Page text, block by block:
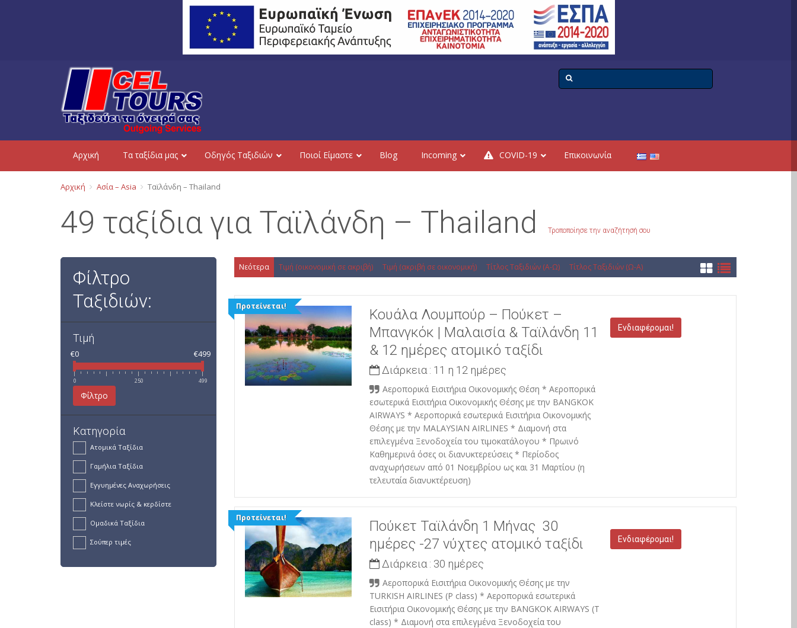
Aρχική Τα ταξίδια μας Οδηγός Ταξιδιών Ποιοί Είμαστε Blog Incoming COVID-19 Επικοινωνία
Αρχική Ασία – Asia Ταϊλάνδη – Thailand
49 ταξίδια για Ταϊλάνδη – Thailand Τροποποίησε την αναζήτησή σου
Φίλτρο
Ταξιδιών:
Τιμή
€0 €499
0 250 499
Φίλτρο
Κατηγορία
Ατομικά Ταξίδια
Γαμήλια Ταξίδια
Εγγυημένες Αναχωρήσεις
Κλείστε νωρίς & κερδίστε
Ομαδικά Ταξίδια
Σούπερ τιμές
Νεότερα Τιμή (οικονομική σε ακριβή) Τιμή (ακριβή σε οικονομική) Τίτλος Ταξιδιών (Α-Ω) Τίτλος Ταξιδιών (Ω-Α)
Προτείνεται!
Κουάλα Λουμπούρ – Πούκετ –
Μπανγκόκ | Μαλαισία & Ταϊλάνδη 11
& 12 ημέρες ατομικό ταξίδι
Διάρκεια : 11 η 12 ημέρες
Αεροπορικά Εισιτήρια Οικονομικής Θέση * Αεροπορικά
εσωτερικά Εισιτήρια Οικονομικής Θέσης με την BANGKOK
AIRWAYS * Αεροπορικά εσωτερικά Εισιτήρια Οικονομικής
Θέσης με την MALAYSIAN AIRLINES * Διαμονή στα
επιλεγμένα Ξενοδοχεία του τιμοκατάλογου * Πρωινό
Καθημερινά όσες οι διανυκτερεύσεις * Περίοδος
αναχωρήσεων από 01 Νοεμβρίου ως και 31 Μαρτίου (η
τελευταία διανυκτέρευση)
Ενδιαφέρομαι!
Προτείνεται!
Πούκετ Ταϊλάνδη 1 Μήνας 30
ημέρες -27 νύχτες ατομικό ταξίδι
Διάρκεια : 30 ημέρες
Αεροπορικά Εισιτήρια Οικονομικής Θέσης με την
TURKISH AIRLINES (P class) * Αεροπορικά εσωτερικά
Εισιτήρια Οικονομικής Θέσης με την BANGKOK AIRWAYS (T
class) * Διαμονή στα επιλεγμένα Ξενοδοχεία του
Ενδιαφέρομαι!